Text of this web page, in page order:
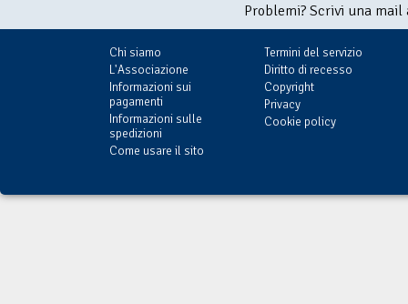
Problemi? Scrivi una
Chi siamo
L'Associazione
Informazioni sui
pagamenti
Informazioni sulle
spedizioni
Come usare il sito
Termini del servizio
Diritto di recesso
Copyright
Privacy
Cookie policy